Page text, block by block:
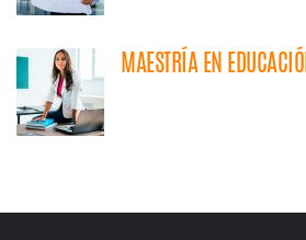
MAESTRÍA EN